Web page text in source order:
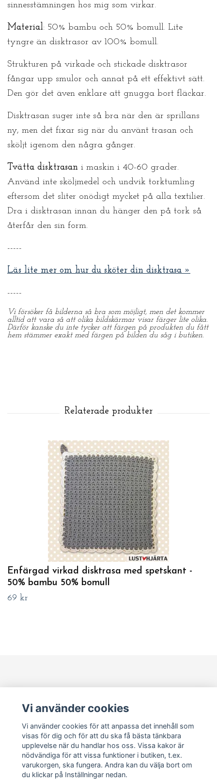
sinnesstämningen hos mig som virkar.
Material: 50% bambu och 50% bomull. Lite
tyngre än disktrasor av 100% bomull.
Strukturen på virkade och stickade disktrasor
fångar upp smulor och annat på ett effektivt sätt.
Den gör det även enklare att gnugga bort fläckar.
Disktrasan suger inte så bra när den är sprillans
ny, men det fixar sig när du använt trasan och
sköljt igenom den några gånger.
Tvätta disktrasan i maskin i 40-60 grader.
Använd inte sköljmedel och undvik torktumling
eftersom det sliter onödigt mycket på alla textilier.
Dra i disktrasan innan du hänger den på tork så
återfår den sin form.
-----
Läs lite mer om hur du sköter din disktrasa »
-----
Vi försöker få bilderna så bra som möjligt, men det kommer
alltid att vara så att olika bildskärmar visar färger lite olika.
Därför kanske du inte tycker att färgen på produkten du fått
hem stämmer exakt med färgen på bilden du såg i butiken.
Enfärgad virkad disktrasa med spetskant -
50% bambu 50% bomull
69 kr
Sociala medier
Om Pia Marianne
Vi använder cookies
Vi använder cookies för att anpassa det innehåll som
visas för dig och för att du ska få bästa tänkbara
upplevelse när du handlar hos oss. Vissa kakor är
nödvändiga för att vissa funktioner i butiken, t.ex.
varukorgen, ska fungera. Andra kan du välja bort om
du klickar på Inställningar nedan.